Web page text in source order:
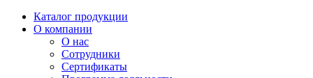
Каталог продукции
О компании
О нас
Сотрудники
Сертификаты